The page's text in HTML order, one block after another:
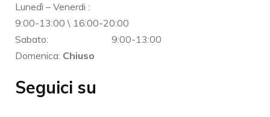
Lunedì – Venerdi :
9:00-13:00 \ 16:00-20:00
Sabato:
9:00-13:00
Domenica: Chiuso
Seguici su